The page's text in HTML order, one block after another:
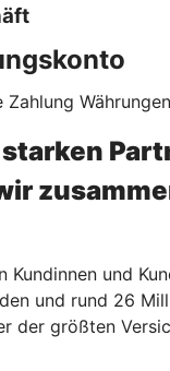
Kundinnen und
und rund 26
der größten